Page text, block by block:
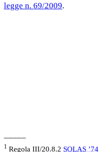
legge n. 69/2009.
1 Regola III/20.8.2 SOLAS ’74